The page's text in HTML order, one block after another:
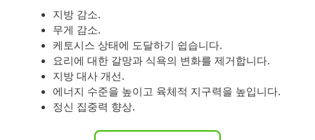
지방 감소.
무게 감소.
케토시스 상태에 도달하기 쉽습니다.
요리에 대한 갈망과 식욕의 변화를 제거합니다.
지방 대사 개선.
에너지 수준을 높이고 육체적 지구력을 높입니다.
정신 집중력 향상.